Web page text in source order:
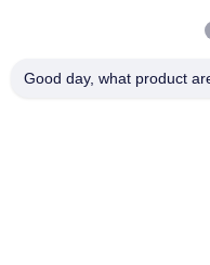
Βιομηχανικό πάρκο
Good day, what product